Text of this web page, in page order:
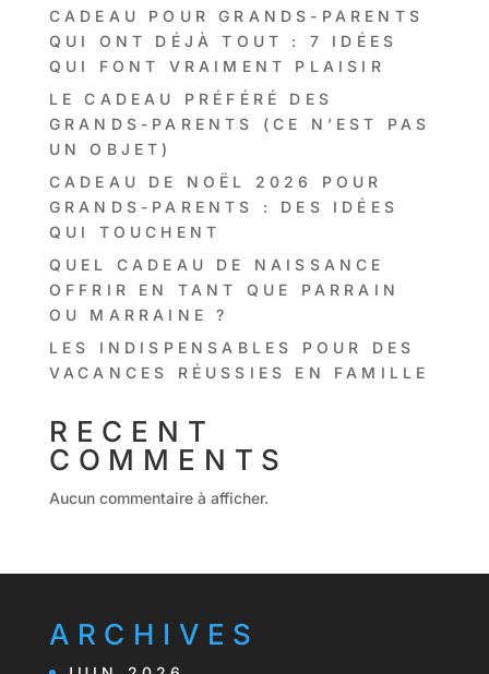
CADEAU POUR GRANDS-PARENTS
QUI ONT DÉJÀ TOUT : 7 IDÉES
QUI FONT VRAIMENT PLAISIR
LE CADEAU PRÉFÉRÉ DES
GRANDS-PARENTS (CE N’EST PAS
UN OBJET)
CADEAU DE NOËL 2026 POUR
GRANDS-PARENTS : DES IDÉES
QUI TOUCHENT
QUEL CADEAU DE NAISSANCE
OFFRIR EN TANT QUE PARRAIN
OU MARRAINE ?
LES INDISPENSABLES POUR DES
VACANCES RÉUSSIES EN FAMILLE
RECENT
COMMENTS
Aucun commentaire à afficher.
ARCHIVES